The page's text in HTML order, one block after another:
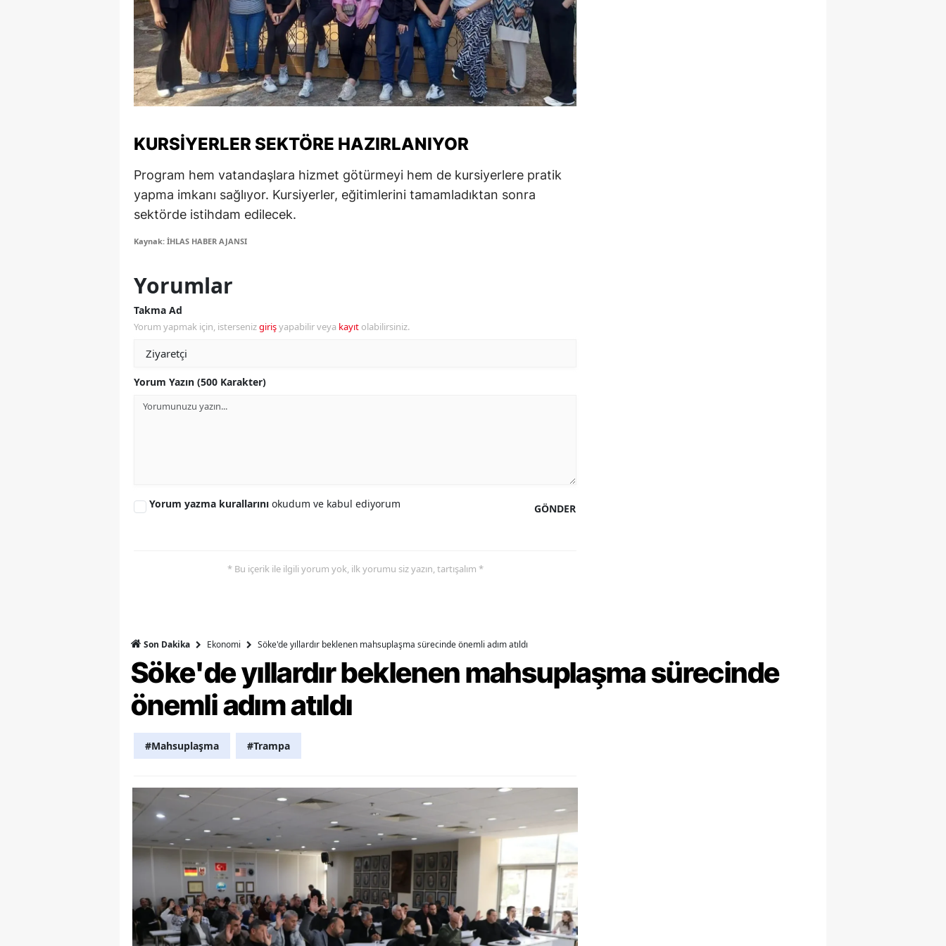
Samsun
Siirt
Sinop
Sivas
Tekirdağ
Tokat
Trabzon
Bartın
Yalova
Karabük
Kilis
KURSIYERLER SEKTÖRE HAZIRLANIYOR
Program hem vatandaşlara hizmet götürmeyi hem de kursiyerlere pratik
yapma imkanı sağlıyor. Kursiyerler, eğitimlerini tamamladıktan sonra
sektörde istihdam edilecek.
Kaynak: İHLAS HABER AJANSI
Yorumlar
Takma Ad
Yorum yapmak için, istersenizgirişyapabilir veya kayıt olabilirsiniz.
Yorum Yazın (500 Karakter)
GÖNDER
Yorum yazma kurallarını okudum ve kabul ediyorum
* Bu içerik ile ilgili yorum yok, ilk yorumu siz yazın, tartışalım *
Son Dakika Ekonomi Söke'de yıllardır beklenen mahsuplaşma sürecinde önemli adım atıldı
Söke'de yıllardır beklenen mahsuplaşma sürecinde
önemli adım atıldı
#Mahsuplaşma #Trampa